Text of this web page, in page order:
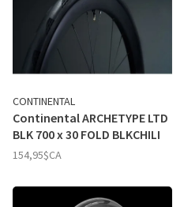
CONTINENTAL
Continental ARCHETYPE LTD
BLK 700 x 30 FOLD BLKCHILI
154,95$CA